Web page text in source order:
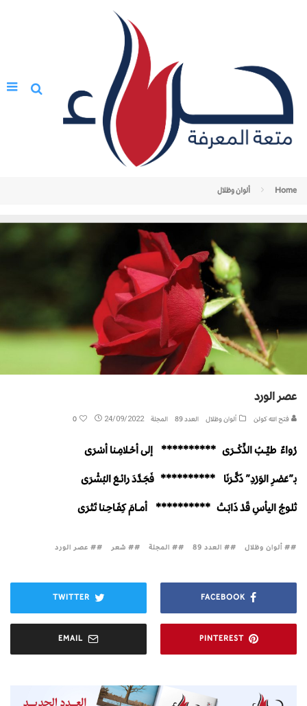
Home ألوان وظلال
عصر الورد
فتح الله كولن ألوان وظلال العدد 89 المجلة 24/09/2022
0
رُواءٌ طـيِّـــبُ الذِّكْــــرَى ********** إلى أحْــلامِــنا أسْرَى
بـ”عَصْرِ الوَرْدِ” ذَكَّــرَنَا ********** فَجَــدَّدَ رائـــعَ البُشْرَى
ثلـوجُ اليأسِ قَدْ ذَابَــتْ ********** أمـــامَ كِفَــاحِــنا تَـتْرَى
# ألوان وظلال # العدد 89 # المجلة # شعر # عصر الورد
FACEBOOK
TWITTER
PINTEREST
EMAIL